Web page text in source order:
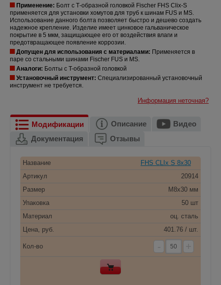
Применение: Болт с Т-образной головкой Fischer FHS Clix-S
применяется для установки хомутов для труб к шинам FUS и MS.
Использование данного болта позволяет быстро и дешево создать
надежное крепление. Изделие имеет цинковое гальваническое
покрытие в 5 мкм, защищающее его от воздействия влаги и
предотвращающее появление коррозии.
Допущен для использования с материалами: Применяется в
паре со стальными шинами Fischer FUS и MS.
Аналоги: Болты с T-образной головкой
Установочный инструмент: Специализированный установочный
инструмент не требуется.
Информация неточная?
Модификации Описание
Видео
Документация
Отзывы
Название
FHS CLIx S 8x30
Артикул
20914
Размер
M8х30 мм
Упаковка
50 шт
Материал
оц. сталь
Цена, руб.
401.76 / шт.
Кол-во